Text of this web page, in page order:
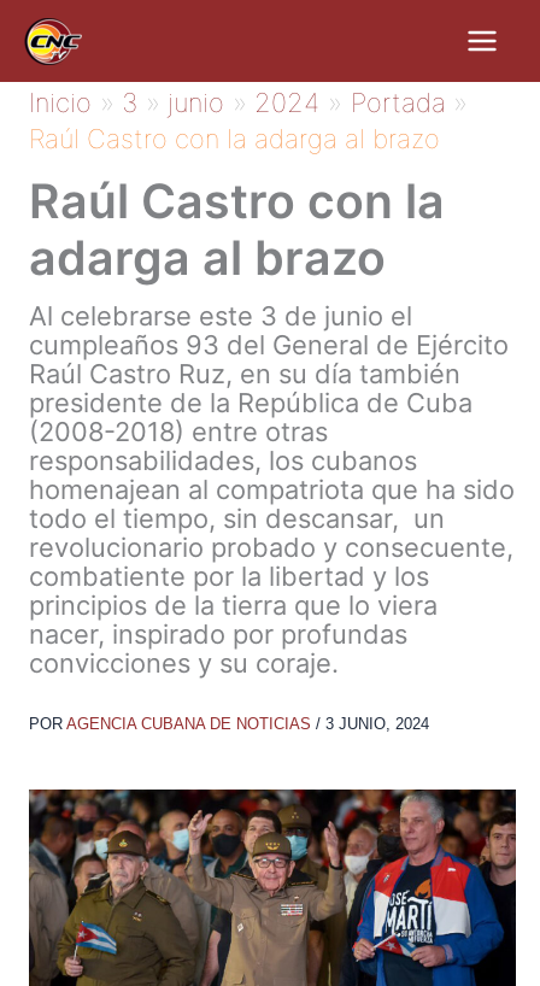
contenido
Inicio 3 junio 2024
Portada
Raúl Castro con la adarga al brazo
Raúl Castro con la
adarga al brazo
Al celebrarse este 3 de junio el
cumpleaños 93 del General de Ejército
Raúl Castro Ruz, en su día también
presidente de la República de Cuba
(2008-2018) entre otras
responsabilidades, los cubanos
homenajean al compatriota que ha sido
todo el tiempo, sin descansar, un
revolucionario probado y consecuente,
combatiente por la libertad y los
principios de la tierra que lo viera
nacer, inspirado por profundas
convicciones y su coraje.
POR AGENCIA CUBANA DE NOTICIAS / 3 JUNIO, 2024